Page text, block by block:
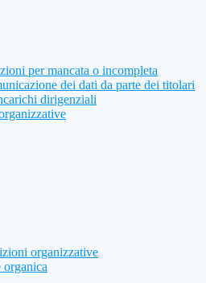
per mancata o incompleta
dei dati da parte dei titolari
dirigenziali
organizzative